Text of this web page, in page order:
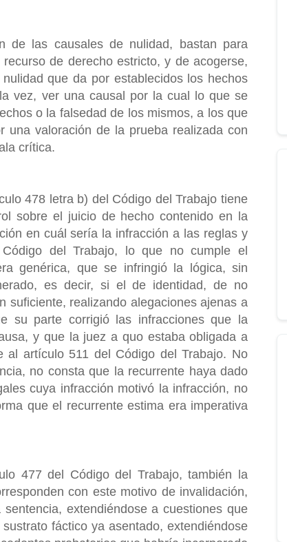
de las causales de nulidad, bastan para
de derecho estricto, y de acogerse,
que da por establecidos los hechos
vez, ver una causal por la cual lo que se
o la falsedad de los mismos, a los que
valoración de la prueba realizada con
crítica.
478 letra b) del Código del Trabajo tiene
sobre el juicio de hecho contenido en la
en cuál sería la infracción a las reglas y
del Trabajo, lo que no cumple el
genérica, que se infringió la lógica, sin
es decir, si el de identidad, de no
suficiente, realizando alegaciones ajenas a
su parte corrigió las infracciones que la
y que la juez a quo estaba obligada a
artículo 511 del Código del Trabajo. No
no consta que la recurrente haya dado
cuya infracción motivó la infracción, no
que el recurrente estima era imperativa
477 del Código del Trabajo, también la
con este motivo de invalidación,
extendiéndose a cuestiones que
fáctico ya asentado, extendiéndose